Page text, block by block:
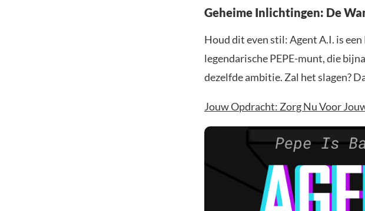
Geheime Inlichtingen: De
Houd dit even stil: Agent A.I. is
legendarische PEPE-munt, die
dezelfde ambitie. Zal het slagen?
Jouw Opdracht: Zorg Nu Voor